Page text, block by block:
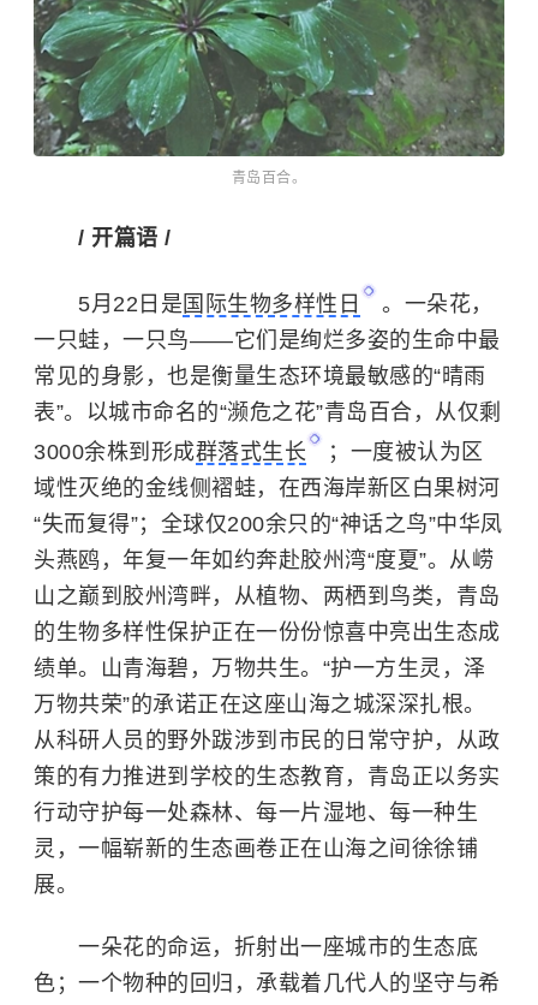
青岛百合。
/ 开篇语 /
5月22日是 国际生物多样性日
。一朵花，
一只蛙，一只鸟——它们是绚烂多姿的生命中最
常见的身影，也是衡量生态环境最敏感的“晴雨
表”。以城市命名的“濒危之花”青岛百合，从仅剩
3000余株到形成群落式生长
；一度被认为区
域性灭绝的金线侧褶蛙，在西海岸新区白果树河
“失而复得”；全球仅200余只的“神话之鸟”中华凤
头燕鸥，年复一年如约奔赴胶州湾“度夏”。从崂
山之巅到胶州湾畔，从植物、两栖到鸟类，青岛
的生物多样性保护正在一份份惊喜中亮出生态成
绩单。山青海碧，万物共生。“护一方生灵，泽
万物共荣”的承诺正在这座山海之城深深扎根。
从科研人员的野外跋涉到市民的日常守护，从政
策的有力推进到学校的生态教育，青岛正以务实
行动守护每一处森林、每一片湿地、每一种生
灵，一幅崭新的生态画卷正在山海之间徐徐铺
展。
一朵花的命运，折射出一座城市的生态底
色；一个物种的回归，承载着几代人的坚守与希